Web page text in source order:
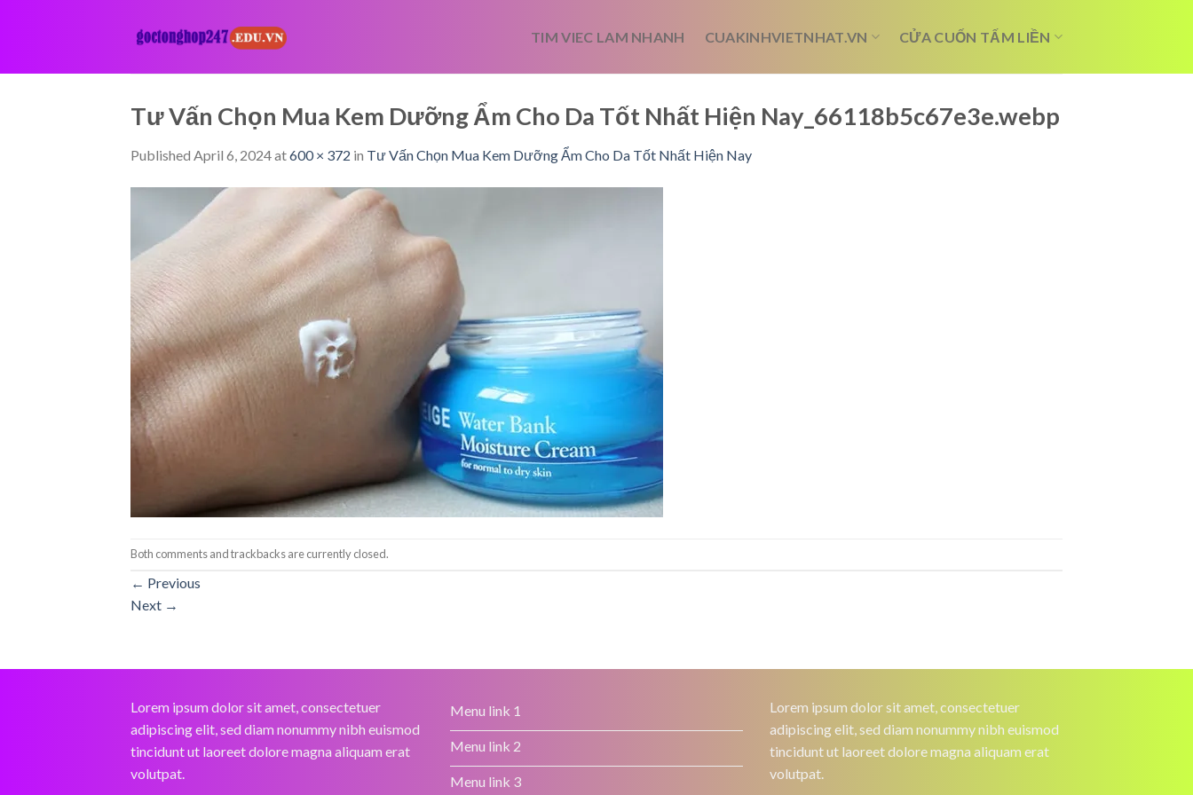
TIM VIEC LAM NHANH CUAKINHVIETNHAT.VN CỬA CUỐN TẤM LIỀN
Tư Vấn Chọn Mua Kem Dưỡng Ẩm Cho Da Tốt Nhất Hiện Nay_66118b5c67e3e.webp
Published April 6, 2024at600 × 372 in Tư Vấn Chọn Mua Kem Dưỡng Ẩm Cho Da Tốt Nhất Hiện Nay
Both comments and trackbacks are currently closed.
← Previous
Next →
Lorem ipsum dolor sit amet, consectetuer
adipiscing elit, sed diam nonummy nibh euismod
tincidunt ut laoreet dolore magna aliquam erat
volutpat.
Menu link 1
Menu link 2
Menu link 3
Lorem ipsum dolor sit amet, consectetuer
adipiscing elit, sed diam nonummy nibh euismod
tincidunt ut laoreet dolore magna aliquam erat
volutpat.